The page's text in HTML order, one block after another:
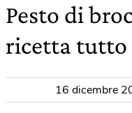
Pesto di
ricetta tutto
16 dicembre